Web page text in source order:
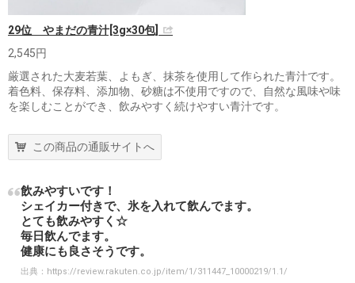
29位 やまだの青汁[3g×30包]
2,545円
厳選された大麦若葉、よもぎ、抹茶を使用して作られた青汁です。
着色料、保存料、添加物、砂糖は不使用ですので、自然な風味や味
を楽しむことができ、飲みやすく続けやすい青汁です。
この商品の通販サイトへ
飲みやすいです！
シェイカー付きで、氷を入れて飲んでます。
とても飲みやすく☆
毎日飲んでます。
健康にも良さそうです。
出典： https://review.rakuten.co.jp/item/1/311447_10000219/1.1/